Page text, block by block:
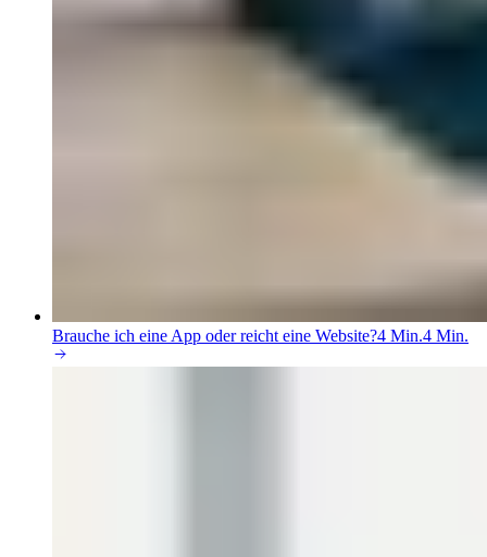
Brauche ich eine App oder reicht eine Website?4 Min.4 Min.